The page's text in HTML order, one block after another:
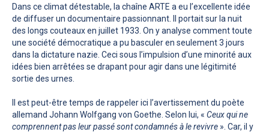
Dans ce climat détestable, la chaîne ARTE a eu l’excellente idée
de diffuser un documentaire passionnant. Il portait sur la nuit
des longs couteaux en juillet 1933. On y analyse comment toute
une société démocratique a pu basculer en seulement 3 jours
dans la dictature nazie. Ceci sous l’impulsion d’une minorité aux
idées bien arrêtées se drapant pour agir dans une légitimité
sortie des urnes.
Il est peut-être temps de rappeler ici l’avertissement du poète
allemand Johann Wolfgang von Goethe. Selon lui, « Ceux qui ne
comprennent pas leur passé sont condamnés à le revivre ». Car, il y